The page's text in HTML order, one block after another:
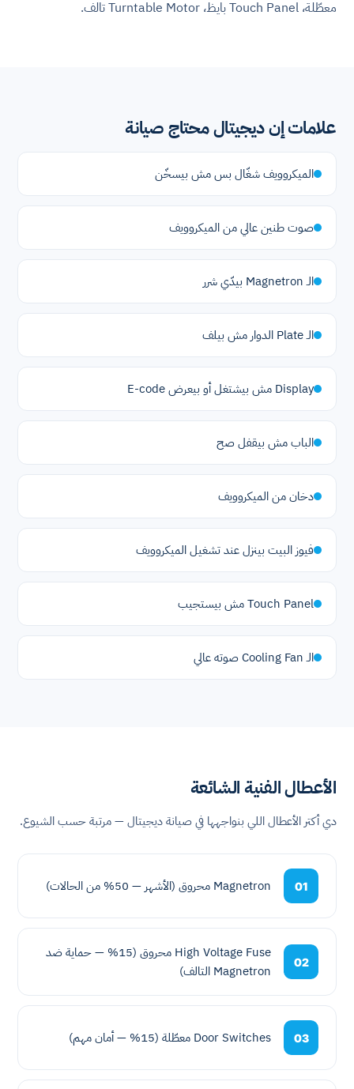
معطّلة، Touch Panel بايظ، Turntable Motor تالف.
علامات إن ديجيتال محتاج صيانة
الميكروويف شغّال بس مش بيسخّن
صوت طنين عالي من الميكروويف
الـ Magnetron بيدّي شرر
الـ Plate الدوار مش بيلف
Display مش بيشتغل أو بيعرض E-code
الباب مش بيقفل صح
دخان من الميكروويف
فيوز البيت بينزل عند تشغيل الميكروويف
Touch Panel مش بيستجيب
الـ Cooling Fan صوته عالي
الأعطال الفنية الشائعة
دي أكتر الأعطال اللي بنواجهها في صيانة ديجيتال — مرتبة حسب الشيوع.
01 Magnetron محروق (الأشهر — 50% من الحالات)
02
High Voltage Fuse محروق (15% — حماية ضد
Magnetron التالف)
03 Door Switches معطّلة (15% — أمان مهم)